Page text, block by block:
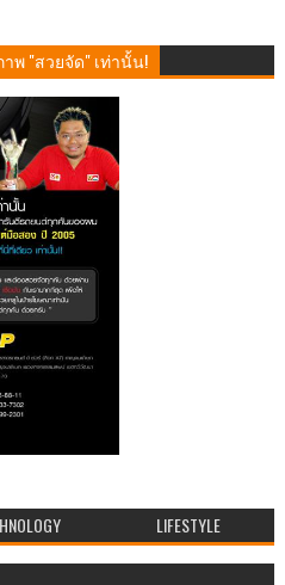
าพ "สวยจัด" เท่านั้น!
LIFESTYLE